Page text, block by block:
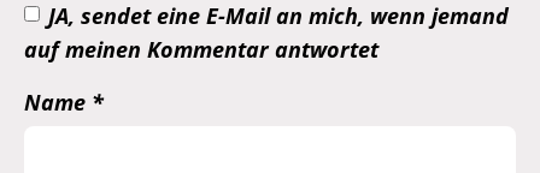
JA, sendet eine E-Mail an mich, wenn jemand
auf meinen Kommentar antwortet
Name *